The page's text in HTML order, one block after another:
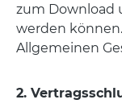
zum Download
werden
Allgemeinen
2.